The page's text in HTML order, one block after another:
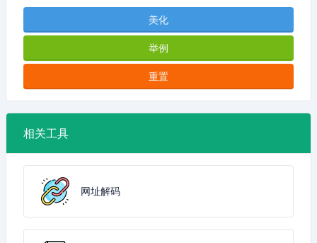
美化
举例
重置
相关工具
网址解码